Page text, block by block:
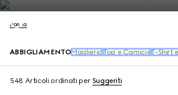
Donna
ABBIGLIAMENTO Maglieria Top e CamicieT-Shirt
548 Articoli ordinati per Suggeriti